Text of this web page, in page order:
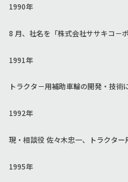
1990年
8 月、社名を「株式会社ササキコ－
1991年
トラクタ－用補助車輪の開発・技術
1992年
現・相談役 佐々木忠一、トラクター
1995年